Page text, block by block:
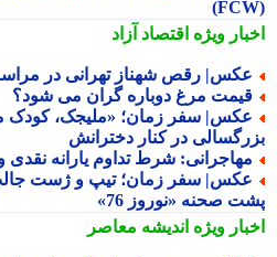
ویژهاقتصاد آزاد
رقص شهناز تهرانی در مراسم
مرغ دوباره گران می شود؟
سفر زمان؛ «ملیجک، کودک
در کنار دخترانش
شرط تداوم یارانه نقدی و
سفر زمان؛ تیپ و ژست جالب
صحنه «نوروز 76»
ویژهاندیشه معاصر